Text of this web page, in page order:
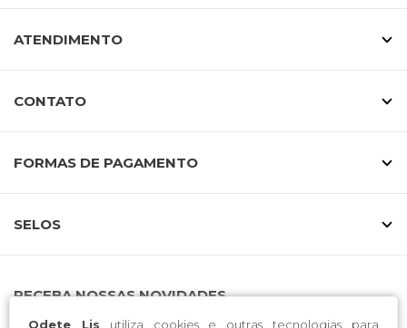
Odete Lis utiliza cookies e outras tecnologias para
ATENDIMENTO
CONTATO
FORMAS DE PAGAMENTO
SELOS
RECEBA NOSSAS NOVIDADES